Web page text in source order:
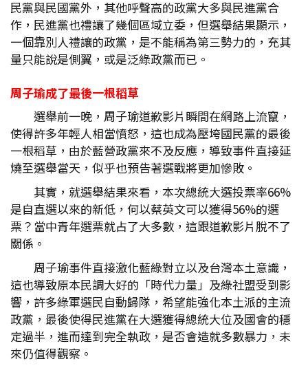
民黨與民國黨外，其他呼聲高的政黨大多與民進黨合
作，民進黨也禮讓了幾個區域立委，但選舉結果顯示，
一個靠別人禮讓的政黨，是不能稱為第三勢力的，充其
量只能說是側翼，或是泛綠政黨而已。
周子瑜成了最後一根稻草
選舉前一晚，周子瑜道歉影片瞬間在網路上流竄，
使得許多年輕人相當憤怒，這也成為壓垮國民黨的最後
一根稻草，由於藍營政黨來不及反應，導致事件直接延
燒至選舉當天，似乎也預告著選戰將更加慘敗。
其實，就選舉結果來看，本次總統大選投票率66%
是自直選以來的新低，何以蔡英文可以獲得56%的選
票？當中青年選票就占了大多數，這跟道歉影片脫不了
關係。
周子瑜事件直接激化藍綠對立以及台灣本土意識，
這也導致原本民調大好的「時代力量」及綠社盟受到影
響，許多綠軍選民自動歸隊，希望能強化本土派的主流
政黨，最後使得民進黨在大選獲得總統大位及國會的穩
定過半，進而達到完全執政，是否會造就多數暴力，未
來仍值得觀察。